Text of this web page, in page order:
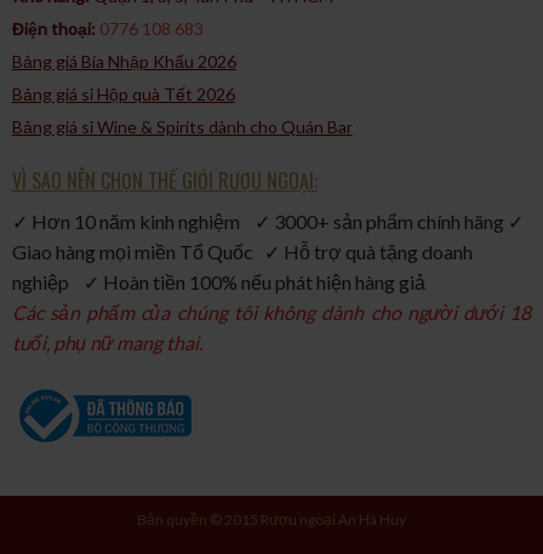
Điện thoại: 0776 108 683
Bảng giá Bia Nhập Khẩu 2026
Bảng giá sỉ Hộp quà Tết 2026
Bảng giá sỉ Wine & Spirits dành cho Quán Bar
VÌ SAO NÊN CHỌN THẾ GIỚI RƯỢU NGOẠI:
✓ Hơn 10 năm kinh nghiệm ✓ 3000+ sản phẩm chính hãng ✓
Giao hàng mọi miền Tổ Quốc ✓ Hỗ trợ quà tặng doanh
nghiệp ✓ Hoàn tiền 100% nếu phát hiện hàng giả
Các sản phẩm của chúng tôi không dành cho người dưới 18
tuổi, phụ nữ mang thai.
Bản quyền © 2015 Rượu ngoại An Hà Huy